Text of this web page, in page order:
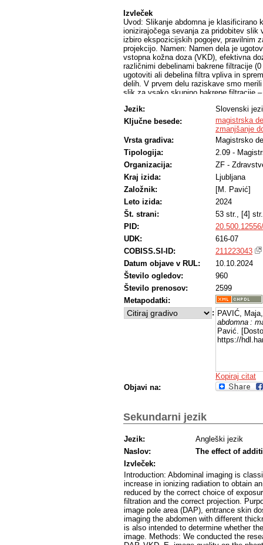
Izvleček
Uvod: Slikanje abdomna je klasificirano
ionizirajočega sevanja za pridobitev slik
izbiro ekspozicijskih pogojev, pravilnim
projekcijo. Namen: Namen dela je
vstopna kožna doza (VKD), efektivna
različnimi debelinami bakrene filtracije
ugotoviti ali debelina filtra vpliva in
delih. V prvem delu raziskave smo
slik za vsako skupino bakrene filtracije
vseh pacientih smo beležili maso in
na izbrane organe, ter vse navedene
rentgenograme so na koncu
Slovenj Gradec. Rezultati in razprava:
meritvah tako na fantomu kot na
VKD. Pri meritvah efektivne doze na
medtem ko statistični značilnih razlik
(p=0,021), ledvici (p=0,007),
statistično značilne razlike pri uporabi
kakovosti slik ni bilo statistično
značilnih razlik pri nobenem od
dodatne bakrene filtracije v našem
verjetno posledica večje razdalje
Jezik:
Slovenski
Ključne besede:
magistrska
zmanjšanje
Vrsta gradiva:
Magistrsko
Tipologija:
2.09 -
Organizacija:
ZF -
Kraj izida:
Ljubljana
Založnik:
[M. Pavić]
Leto izida:
2024
Št. strani:
53 str., [4]
PID:
UDK:
616-07
COBISS.SI-ID:
211223043
Datum objave v RUL:
10.10.2024
Število ogledov:
960
Število prenosov:
2599
Metapodatki:
: PAVIĆ,
abdomna :
Pavić.
https://
Kopiraj citat
Objavi na:
Sekundarni jezik
Jezik:
Angleški jezik
Naslov:
The effect of
Izvleček:
Introduction: Abdominal imaging is
increase in ionizing radiation to obtain
reduced by the correct choice of
filtration and the correct projection.
image pole area (DAP), entrance skin
imaging the abdomen with different
is also intended to determine whether
image. Methods: We conducted the